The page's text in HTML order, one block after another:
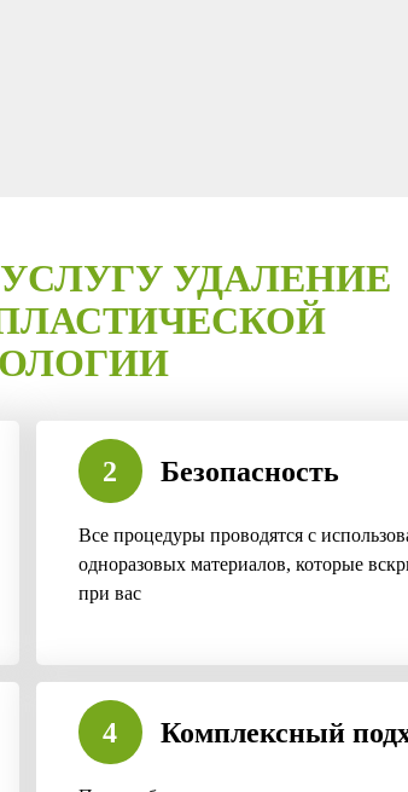
УДАЛЕНИЕ
2 Безопасность
Все процедуры проводятся с
одноразовых материалов, которые
при вас
4 Комплексный